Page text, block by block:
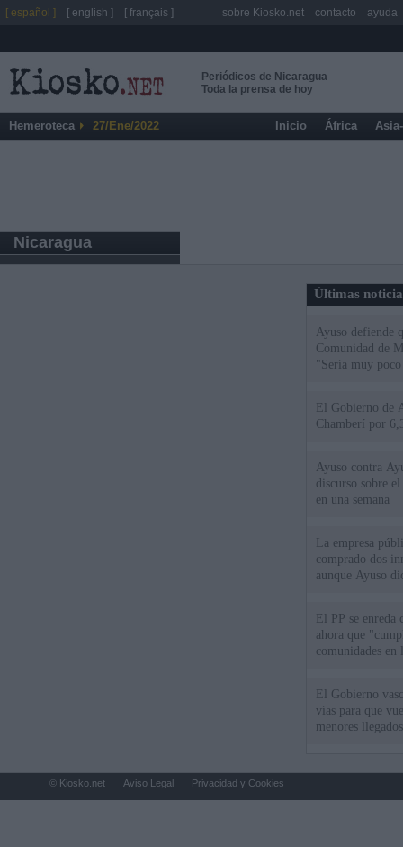
Periódicos de Nicaragua
Toda la prensa de hoy
Hemeroteca 27/Ene/2022 Inicio África
Nicaragua
Últimas
Ayuso defiende
Comunidad de
"Sería muy
El Gobierno de
Chamberí por
Ayuso contra
discurso sobre
en una semana
La empresa
comprado dos
aunque Ayuso
El PP se
ahora que
comunidades en
El Gobierno
vías para que
menores
[ español ] [ english ] [ français ] sobre Kiosko.net contacto ayuda
© Kiosko.net Aviso Legal Privacidad y Cookies